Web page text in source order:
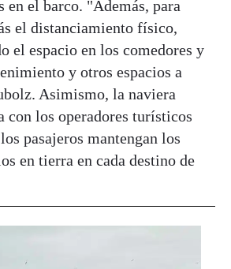
en el barco. "Además, para
el distanciamiento físico,
el espacio en los comedores y
y otros espacios a
Asimismo, la naviera
con los operadores turísticos
pasajeros mantengan los
en tierra en cada destino de